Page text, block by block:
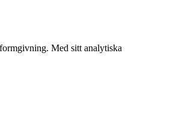
Med sitt analytiska